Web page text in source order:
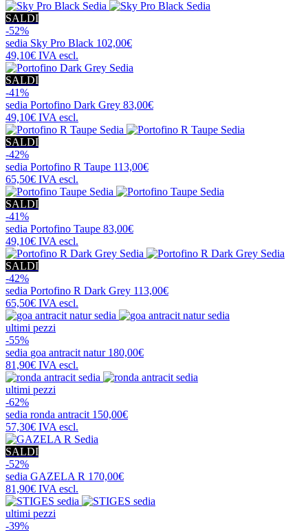
SALDI
-52%
sedia Sky Pro Black 102,00€
49,10€ IVA escl.
SALDI
-41%
sedia Portofino Dark Grey 83,00€
49,10€ IVA escl.
SALDI
-42%
sedia Portofino R Taupe 113,00€
65,50€ IVA escl.
SALDI
-41%
sedia Portofino Taupe 83,00€
49,10€ IVA escl.
SALDI
-42%
sedia Portofino R Dark Grey 113,00€
65,50€ IVA escl.
ultimi pezzi
-55%
sedia goa antracit natur 180,00€
81,90€ IVA escl.
ultimi pezzi
-62%
sedia ronda antracit 150,00€
57,30€ IVA escl.
SALDI
-52%
sedia GAZELA R 170,00€
81,90€ IVA escl.
ultimi pezzi
-39%